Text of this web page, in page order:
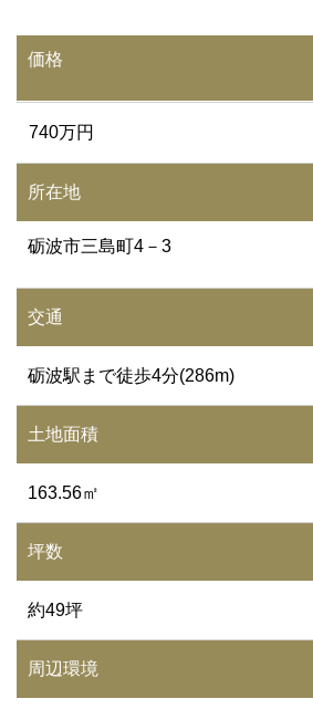
価格
740万円
所在地
砺波市三島町4－3
交通
砺波駅まで徒歩4分(286m)
土地面積
163.56㎡
坪数
約49坪
周辺環境